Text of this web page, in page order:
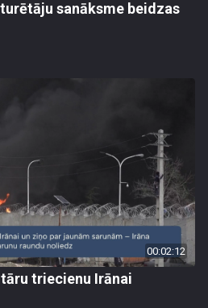
sanāksme beidzas
00:02:12
triecienu Irānai